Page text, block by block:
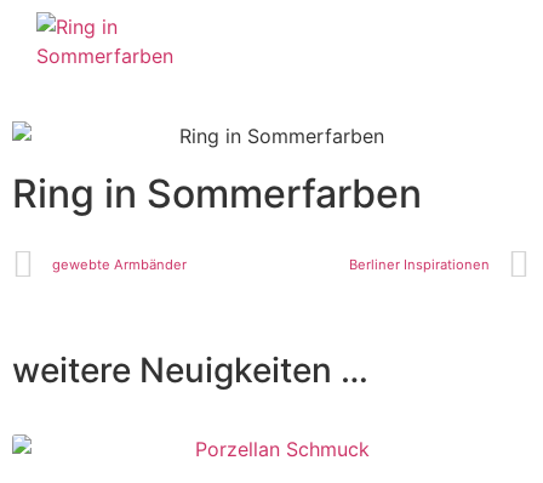
Ring in Sommerfarben
gewebte Armbänder Berliner Inspirationen
weitere Neuigkeiten …